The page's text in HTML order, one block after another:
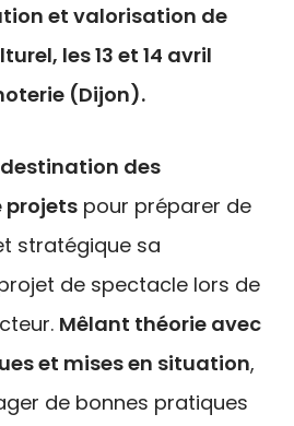
et valorisation de
les 13 et 14 avril
(Dijon).
des
projets pour préparer de
stratégique sa
de spectacle lors de
Mêlant théorie avec
et mises en situation,
de bonnes pratiques